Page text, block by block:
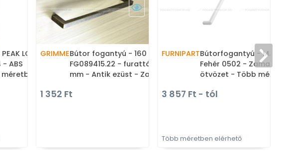
LONG
ABS
GRIMMEBútor fogantyú - 160
FG089415.22 - furattáv 160
mm - Antik ezüst - Zamak
vintage, antik fém
1 352 Ft
FURNIPARTBútorfogantyú -
Fehér 0502 - Zamak
ötvözet - Több
bútorfogantyú
3 857 Ft - tól
Több méretben elérhető